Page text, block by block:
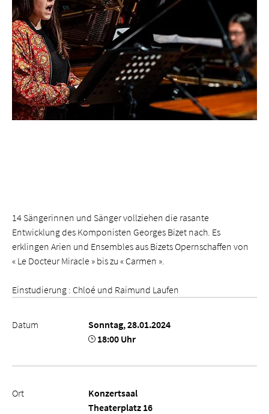
14 Sängerinnen und Sänger vollziehen die rasante
Entwicklung des Komponisten Georges Bizet nach. Es
erklingen Arien und Ensembles aus Bizets Opernschaffen von
« Le Docteur Miracle » bis zu « Carmen ».
Einstudierung : Chloé und Raimund Laufen
Datum
Sonntag, 28.01.2024
18:00 Uhr
Ort
Konzertsaal
Theaterplatz 16